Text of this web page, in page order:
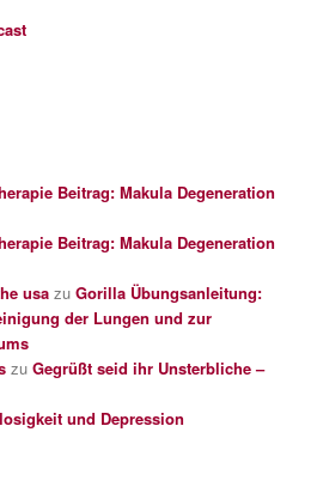
Beitrag: Makula Degeneration
Beitrag: Makula Degeneration
usa zuGorilla Übungsanleitung:
der Lungen und zur
zuGegrüßt seid ihr Unsterbliche –
und Depression